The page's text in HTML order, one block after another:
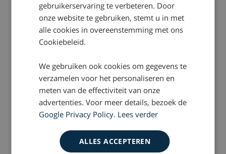
2021-01-13
Behandeling
letselschadeclaims
veteranen moet korter
Behandelingsduur
letselschadeclaims
Defensie onderzocht
gebruikerservaring te verbeteren. Door
onze website te gebruiken, stemt u in met
alle cookies in overeenstemming met ons
Cookiebeleid.
We gebruiken ook cookies om gegevens te
verzamelen voor het personaliseren en
meten van de effectiviteit van onze
advertenties. Voor meer details, bezoek de
Google Privacy Policy. Lees verder
ALLES ACCEPTEREN